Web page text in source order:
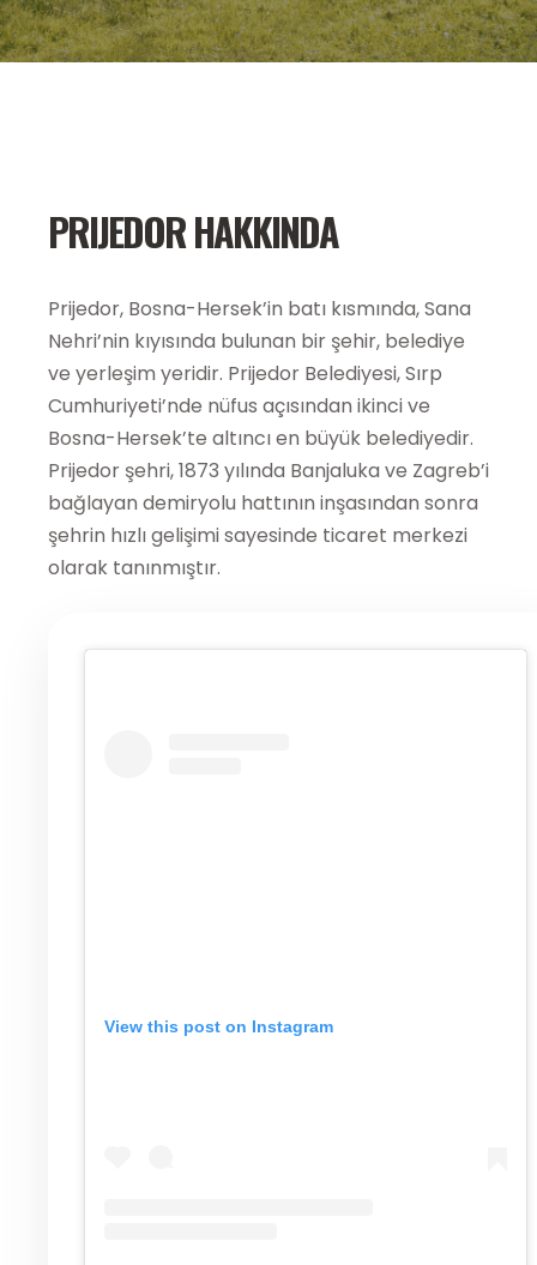
PRIJEDOR HAKKINDA
Prijedor, Bosna-Hersek’in batı kısmında, Sana
Nehri’nin kıyısında bulunan bir şehir, belediye
ve yerleşim yeridir. Prijedor Belediyesi, Sırp
Cumhuriyeti’nde nüfus açısından ikinci ve
Bosna-Hersek’te altıncı en büyük belediyedir.
Prijedor şehri, 1873 yılında Banjaluka ve Zagreb’i
bağlayan demiryolu hattının inşasından sonra
şehrin hızlı gelişimi sayesinde ticaret merkezi
olarak tanınmıştır.
View this post on Instagram